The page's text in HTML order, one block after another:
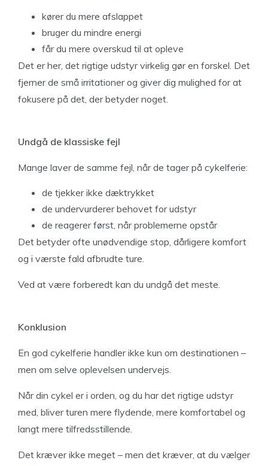
kører du mere afslappet
bruger du mindre energi
får du mere overskud til at opleve
Det er her, det rigtige udstyr virkelig gør en forskel. Det
fjerner de små irritationer og giver dig mulighed for at
fokusere på det, der betyder noget.
Undgå de klassiske fejl
Mange laver de samme fejl, når de tager på cykelferie:
de tjekker ikke dæktrykket
de undervurderer behovet for udstyr
de reagerer først, når problemerne opstår
Det betyder ofte unødvendige stop, dårligere komfort
og i værste fald afbrudte ture.
Ved at være forberedt kan du undgå det meste.
Konklusion
En god cykelferie handler ikke kun om destinationen –
men om selve oplevelsen undervejs.
Når din cykel er i orden, og du har det rigtige udstyr
med, bliver turen mere flydende, mere komfortabel og
langt mere tilfredsstillende.
Det kræver ikke meget – men det kræver, at du vælger